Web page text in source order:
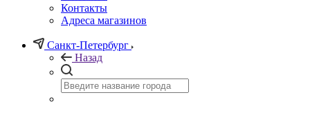
Контакты
Адреса магазинов
Санкт-Петербург
Назад